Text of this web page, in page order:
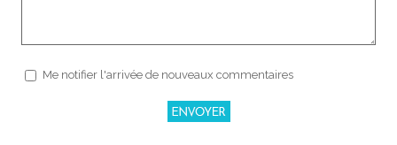
Me notifier l'arrivée de nouveaux commentaires